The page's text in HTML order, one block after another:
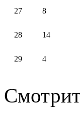
27 8
28 14
29 4